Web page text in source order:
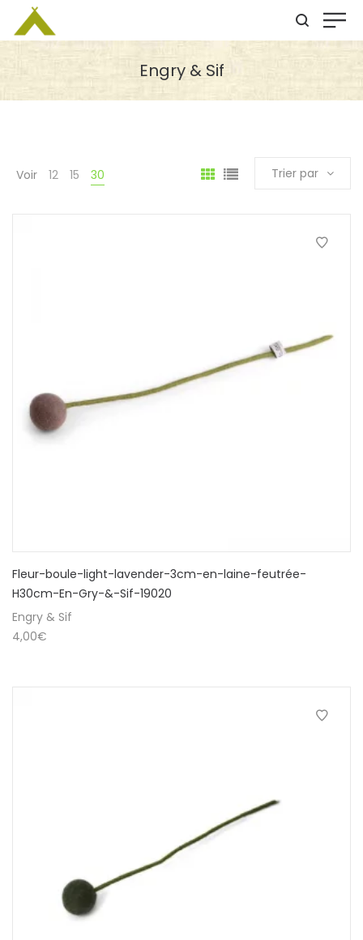
Engry & Sif
Voir 12 15 30 Trier par
Fleur-boule-light-lavender-3cm-en-laine-feutrée-
H30cm-En-Gry-&-Sif-19020
Engry & Sif
4,00€